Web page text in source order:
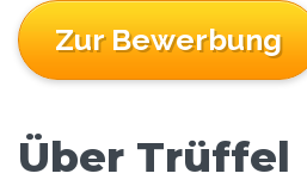
Zur Bewerbung
Über Trüffel